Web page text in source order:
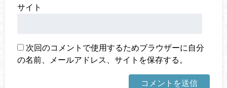
サイト
次回のコメントで使用するためブラウザーに自分
の名前、メールアドレス、サイトを保存する。